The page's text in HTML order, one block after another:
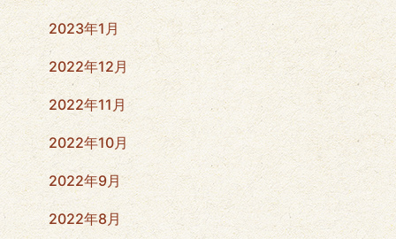
2023年1月
2022年12月
2022年11月
2022年10月
2022年9月
2022年8月